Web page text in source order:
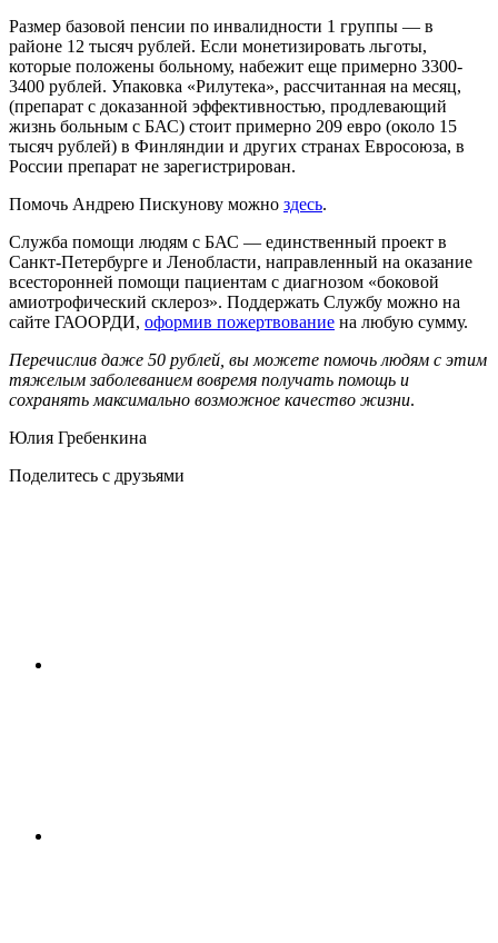
Размер базовой пенсии по инвалидности 1 группы — в
районе 12 тысяч рублей. Если монетизировать льготы,
которые положены больному, набежит еще примерно 3300-
3400 рублей. Упаковка «Рилутека», рассчитанная на месяц,
(препарат с доказанной эффективностью, продлевающий
жизнь больным с БАС) стоит примерно 209 евро (около 15
тысяч рублей) в Финляндии и других странах Евросоюза, в
России препарат не зарегистрирован.
Помочь Андрею Пискунову можно здесь.
Служба помощи людям с БАС — единственный проект в
Санкт-Петербурге и Ленобласти, направленный на оказание
всесторонней помощи пациентам с диагнозом «боковой
амиотрофический склероз». Поддержать Службу можно на
сайте ГАООРДИ, оформив пожертвование на любую сумму.
Перечислив даже 50 рублей, вы можете помочь людям с этим
тяжелым заболеванием вовремя получать помощь и
сохранять максимально возможное качество жизни.
Юлия Гребенкина
Поделитесь с друзьями